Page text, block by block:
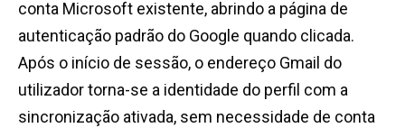
conta Microsoft existente, abrindo a página de
autenticação padrão do Google quando clicada.
Após o início de sessão, o endereço Gmail do
utilizador torna-se a identidade do perfil com a
sincronização ativada, sem necessidade de conta